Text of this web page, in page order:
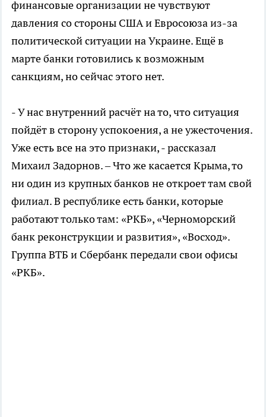
финансовые организации не чувствуют
давления со стороны США и Евросоюза из-за
политической ситуации на Украине. Ещё в
марте банки готовились к возможным
санкциям, но сейчас этого нет.
- У нас внутренний расчёт на то, что ситуация
пойдёт в сторону успокоения, а не ужесточения.
Уже есть все на это признаки, - рассказал
Михаил Задорнов. – Что же касается Крыма, то
ни один из крупных банков не откроет там свой
филиал. В республике есть банки, которые
работают только там: «РКБ», «Черноморский
банк реконструкции и развития», «Восход».
Группа ВТБ и Сбербанк передали свои офисы
«РКБ».